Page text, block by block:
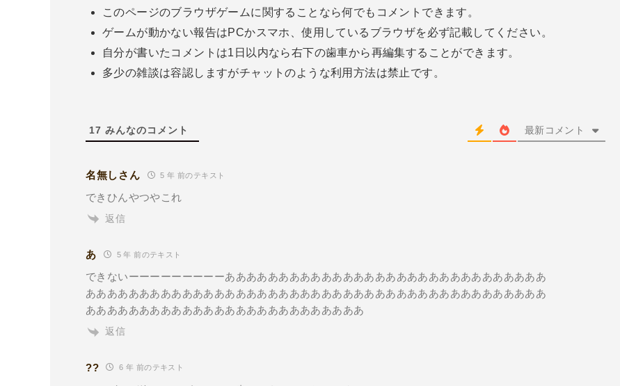
欄
で
o
k
）
このページのブラウザゲームに関することなら何でもコメントできます。
ゲームが動かない報告はPCかスマホ、使用しているブラウザを必ず記載してください。
自分が書いたコメントは1日以内なら右下の歯車から再編集することができます。
多少の雑談は容認しますがチャットのような利用方法は禁止です。
17 みんなのコメント 最新コメント
名無しさん 5 年 前のテキスト
できひんやつやこれ
返信
あ 5 年 前のテキスト
できないーーーーーーーーーああああああああああああああああああああああああああああああ
あああああああああああああああああああああああああああああああああああああああああああ
ああああああああああああああああああああああああああ
返信
?? 6 年 前のテキスト